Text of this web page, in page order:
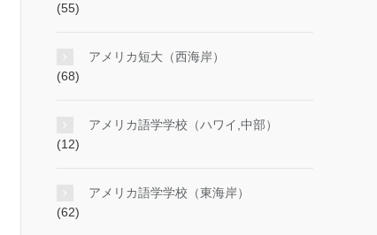
(55)
アメリカ短大（西海岸）
(68)
アメリカ語学学校（ハワイ,中部）
(12)
アメリカ語学学校（東海岸）
(62)